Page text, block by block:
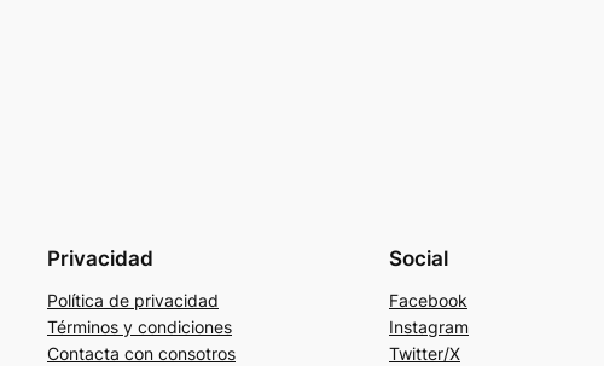
Privacidad
Política de privacidad
Términos y condiciones
Contacta con consotros
Social
Facebook
Instagram
Twitter/X